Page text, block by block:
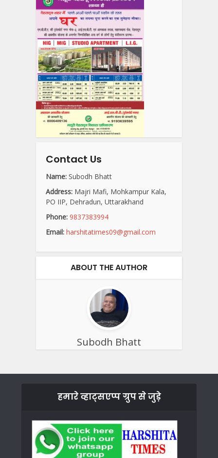
Contact Us
Name: Subodh Bhatt
Address: Majri Mafi, Mohkampur Kala,
PO IIP, Dehradun, Uttarakhand
Phone: 9837383994
Email: harshitatimes09@gmail.com
ABOUT THE AUTHOR
Subodh Bhatt
हमारे व्हाट्सएप्प ग्रुप से जुड़े